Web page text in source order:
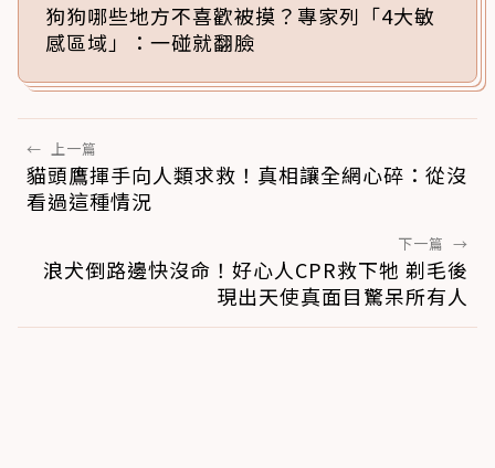
狗狗哪些地方不喜歡被摸？專家列「4大敏
感區域」：一碰就翻臉
← 上一篇
貓頭鷹揮手向人類求救！真相讓全網心碎：從沒
看過這種情況
下一篇 →
浪犬倒路邊快沒命！好心人CPR救下牠 剃毛後
現出天使真面目驚呆所有人